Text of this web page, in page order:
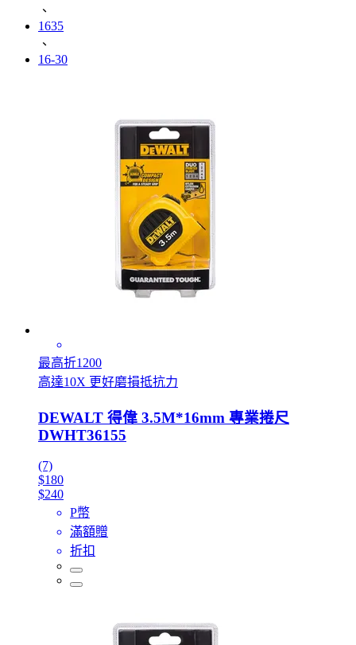
、
1635
、
16-30
最高折1200
高達10X 更好磨損抵抗力
DEWALT 得偉 3.5M*16mm 專業捲尺
DWHT36155
(7)
$180
$240
P幣
滿額贈
折扣